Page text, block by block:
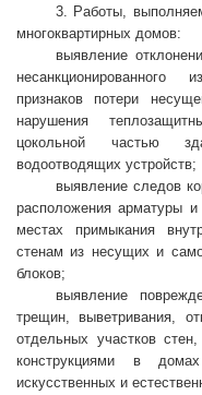
3. Работы,
многоквартирных домов:
выявление
несанкционированного
признаков потери
нарушения
цокольной частью
водоотводящих устройств;
выявление следов
расположения арматуры
местах примыкания
стенам из несущих и
блоков;
выявление
трещин, выветривания,
отдельных участков
конструкциями в
искусственных и